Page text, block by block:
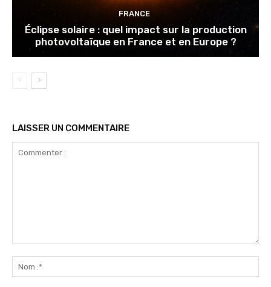
FRANCE
Éclipse solaire : quel impact sur la production
photovoltaïque en France et en Europe ?
LAISSER UN COMMENTAIRE
:*